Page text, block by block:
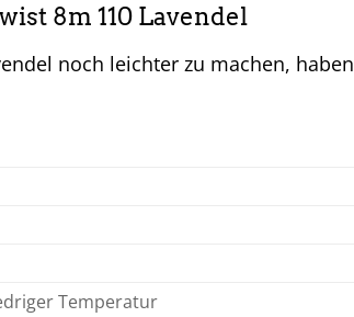
8m 110 Lavendel
noch leichter zu machen, haben
Temperatur